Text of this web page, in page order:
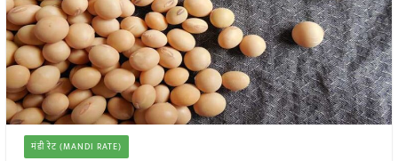
मंडी रेट (MANDI RATE)